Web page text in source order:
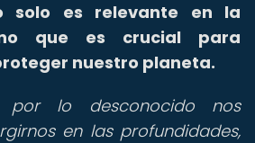
solo es relevante en la
que es crucial para
nuestro planeta.
por lo desconocido nos
en las profundidades,